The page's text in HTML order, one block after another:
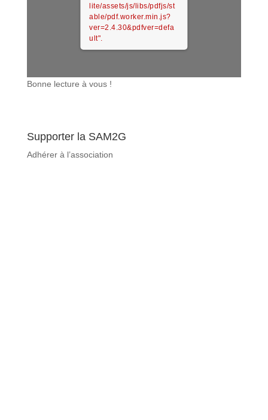
lite/assets/js/libs/pdfjs/st
able/pdf.worker.min.js?
ver=2.4.30&pdfver=defa
ult".
Bonne lecture à vous !
Supporter la SAM2G
Adhérer à l’association